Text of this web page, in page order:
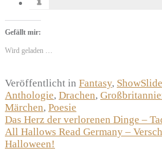
Gefällt mir:
Wird geladen …
Veröffentlicht in Fantasy,
Anthologie, Drachen,
Märchen, Poesie
Beitragsnavigation
Das Herz der verlorenen Dinge –
All Hallows Read Germany –
Halloween!